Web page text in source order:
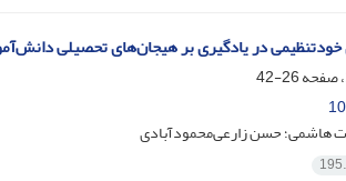
در یادگیری بر هیجان‌های تحصیلی
26-42
هاشمی؛ حسن زارعی‌محمودآبادی